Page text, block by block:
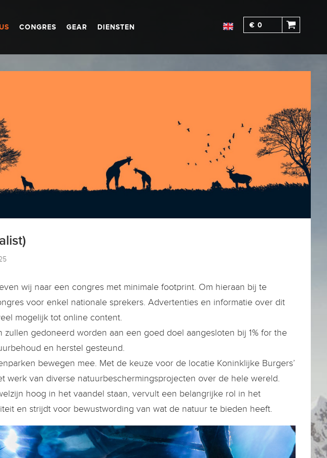
CONGRES GEAR DIENSTEN € 0
wij naar een congres met minimale footprint. Om hieraan bij te
voor enkel nationale sprekers. Advertenties en informatie over dit
mogelijk tot online content.
zullen gedoneerd worden aan een goed doel aangesloten bij 1% for the
en herstel gesteund.
bewegen mee. Met de keuze voor de locatie Koninklijke Burgers’
werk van diverse natuurbeschermingsprojecten over de hele wereld.
hoog in het vaandel staan, vervult een belangrijke rol in het
en strijdt voor bewustwording van wat de natuur te bieden heeft.